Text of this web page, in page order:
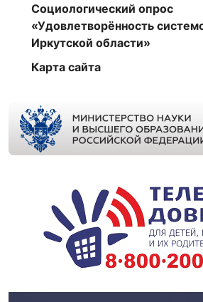
Социологический опрос
«Удовлетворённость
Иркутской области»
Карта сайта